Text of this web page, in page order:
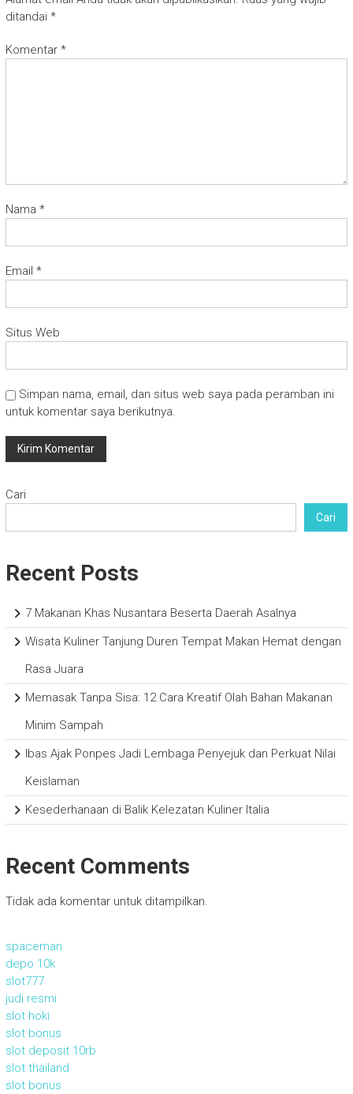
ditandai *
Komentar *
Nama *
Email *
Situs Web
Simpan nama, email, dan situs web saya pada peramban ini
untuk komentar saya berikutnya.
Cari
Cari
Recent Posts
7 Makanan Khas Nusantara Beserta Daerah Asalnya
Wisata Kuliner Tanjung Duren Tempat Makan Hemat dengan
Rasa Juara
Memasak Tanpa Sisa: 12 Cara Kreatif Olah Bahan Makanan
Minim Sampah
Ibas Ajak Ponpes Jadi Lembaga Penyejuk dan Perkuat Nilai
Keislaman
Kesederhanaan di Balik Kelezatan Kuliner Italia
Recent Comments
Tidak ada komentar untuk ditampilkan.
spaceman
depo 10k
slot777
judi resmi
slot hoki
slot bonus
slot deposit 10rb
slot thailand
slot bonus